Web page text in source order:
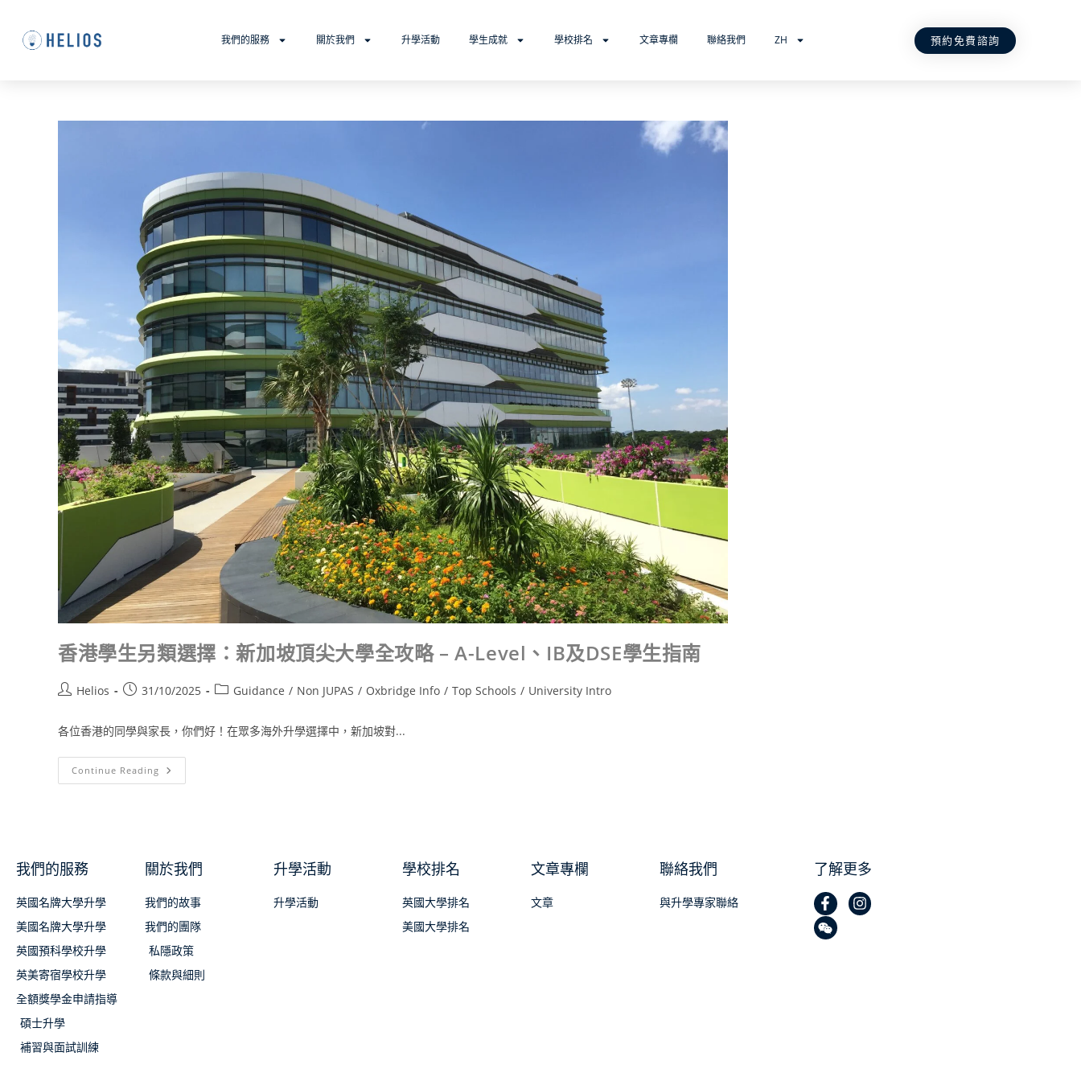
我們的服務 關於我們 升學活動 學生成就 學校排名 文章專欄 聯絡我們 ZH 預約免費諮詢
香港學生另類選擇：新加坡頂尖大學全攻略 – A-Level、IB及DSE學生指南
Helios 31/10/2025 Guidance / Non JUPAS / Oxbridge Info / Top Schools / University Intro
各位香港的同學與家長，你們好！在眾多海外升學選擇中，新加坡對...
Continue Reading
我們的服務
英國名牌大學升學
美國名牌大學升學
英國預科學校升學
英美寄宿學校升學
全額獎學金申請指導
碩士升學
補習與面試訓練
關於我們
我們的故事
我們的團隊
私隱政策
條款與細則
升學活動
升學活動
學校排名
英國大學排名
美國大學排名
文章專欄
文章
聯絡我們
與升學專家聯絡
了解更多